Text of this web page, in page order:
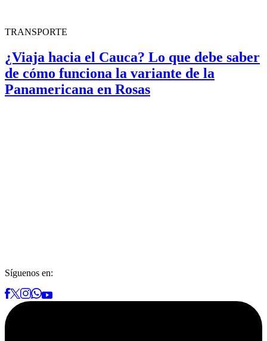
TRANSPORTE
¿Viaja hacia el Cauca? Lo que debe saber
de cómo funciona la variante de la
Panamericana en Rosas
Síguenos en: